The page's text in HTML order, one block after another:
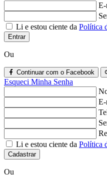
Li e estou ciente da Política
Entrar
Ou
Continuar com o Facebook
Esqueci Minha Senha
Li e estou ciente da Política
Cadastrar
Ou